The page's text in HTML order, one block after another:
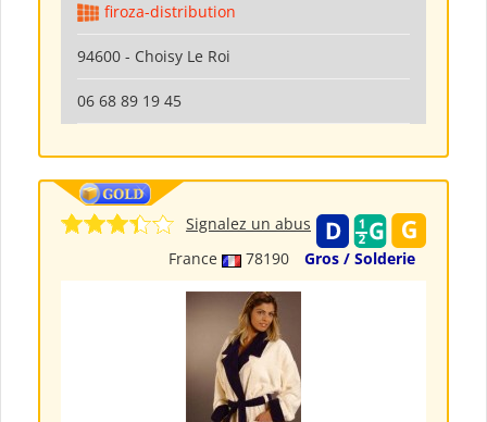
firoza-distribution
94600 - Choisy Le Roi
06 68 89 19 45
France 78190 Gros / Solderie
Signalez un abus